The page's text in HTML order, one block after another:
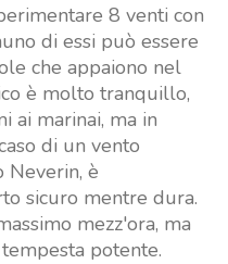
8 venti con
di essi può essere
che appaiono nel
è molto tranquillo,
ai marinai, ma in
di un vento
Neverin, è
sicuro mentre dura.
mezz'ora, ma
potente.